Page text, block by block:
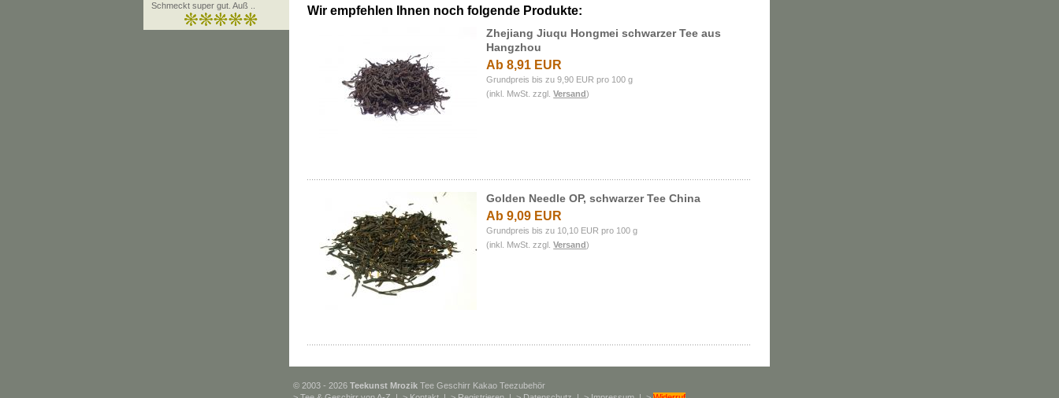
Schmeckt super gut. Auß ..
Wir empfehlen Ihnen noch folgende Produkte:
Zhejiang Jiuqu Hongmei schwarzer Tee aus
Hangzhou
Ab 8,91 EUR
Grundpreis bis zu 9,90 EUR pro 100 g
(inkl. MwSt. zzgl.Versand)
Golden Needle OP, schwarzer Tee China
Ab 9,09 EUR
Grundpreis bis zu 10,10 EUR pro 100 g
(inkl. MwSt. zzgl.Versand)
© 2003 - 2026 Teekunst Mrozik Tee Geschirr Kakao Teezubehör